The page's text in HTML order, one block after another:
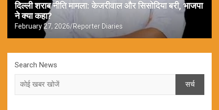
दिल्ली शराब नीति मामला: केजरीवाल और सिसोदिया बरी, भाजपा
ने क्या कहा?
February 27, 2026 Reporter Diaries
Search News
सर्च